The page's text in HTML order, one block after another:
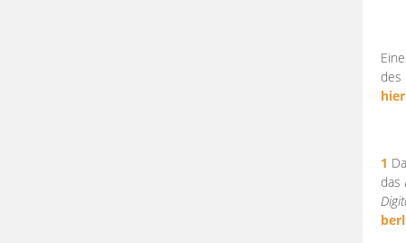
des
hier
1
das